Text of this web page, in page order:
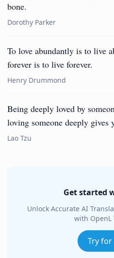
bone.
Dorothy Parker
To love abundantly is to live
forever is to live forever.
Henry Drummond
Being deeply loved by
loving someone deeply gives
Lao Tzu
Get started
Unlock Accurate AI
with OpenL
Try for